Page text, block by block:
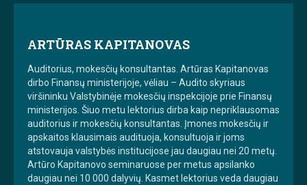
ARTŪRAS KAPITANOVAS
Auditorius, mokesčių konsultantas. Artūras Kapitanovas
dirbo Finansų ministerijoje, vėliau – Audito skyriaus
viršininku Valstybinėje mokesčių inspekcijoje prie Finansų
ministerijos. Šiuo metu lektorius dirba kaip nepriklausomas
auditorius ir mokesčių konsultantas. Įmones mokesčių ir
apskaitos klausimais audituoja, konsultuoja ir joms
atstovauja valstybės institucijose jau daugiau nei 20 metų.
Artūro Kapitanovo seminaruose per metus apsilanko
daugiau nei 10 000 dalyvių. Kasmet lektorius veda daugiau